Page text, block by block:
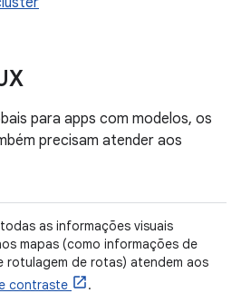
para apps com modelos, os
precisam atender aos
as informações visuais
mapas (como informações de
rotulagem de rotas) atendem aos
contraste
.